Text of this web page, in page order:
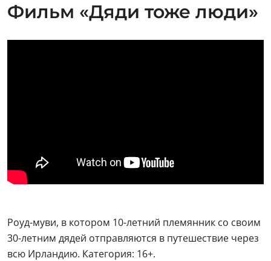
Фильм «Дяди тоже люди»
Роуд-муви, в котором 10-летний племянник со своим
30-летним дядей отправляются в путешествие через
всю Ирландию. Категория: 16+.